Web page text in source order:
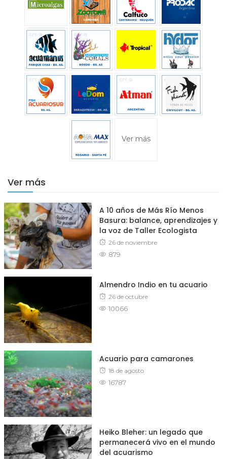
Ver más
Ver más
A 10 años de Más Río Menos
Basura: balance, aprendizajes y
la voz de Taller Ecologista
Posted
on
26 de noviembre
879
Almendro Indio en tu acuario
Posted
on
26 de octubre
10066
Acuario para camarones
Posted
on
18 de agosto
16787
Heiko Bleher: un legado que
permanecerá vivo en el mundo
del acuarismo